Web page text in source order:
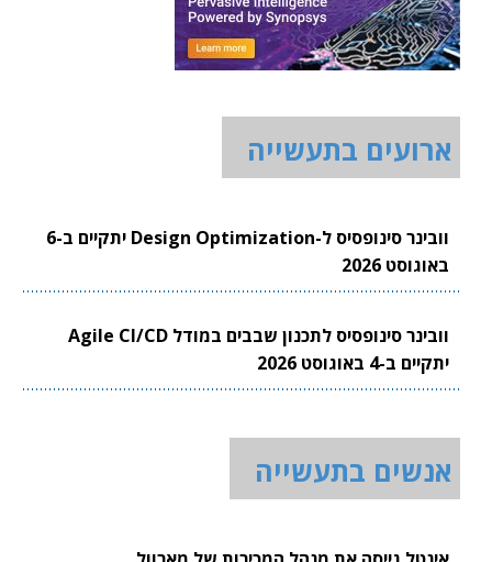
ארועים בתעשייה
וובינר סינופסיס ל-Design Optimization יתקיים ב-6
באוגוסט 2026
וובינר סינופסיס לתכנון שבבים במודל Agile CI/CD
יתקיים ב-4 באוגוסט 2026
אנשים בתעשייה